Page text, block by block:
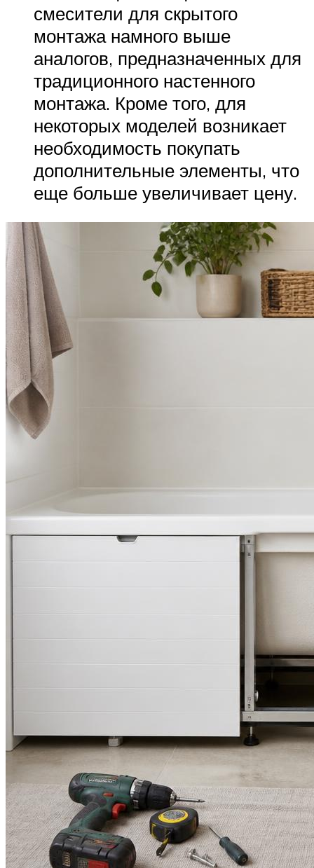
смесители для скрытого
монтажа намного выше
аналогов, предназначенных для
традиционного настенного
монтажа. Кроме того, для
некоторых моделей возникает
необходимость покупать
дополнительные элементы, что
еще больше увеличивает цену.